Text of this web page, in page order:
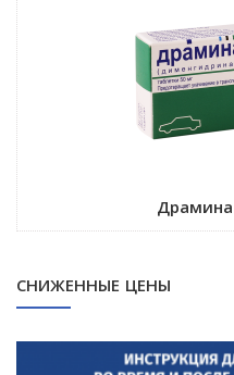
СНИЖЕННЫЕ ЦЕНЫ